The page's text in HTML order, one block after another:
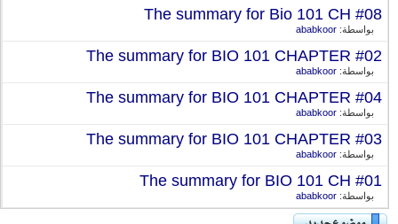
The summary for Bio 101 CH #08
بواسطة:ababkoor
The summary for BIO 101 CHAPTER #02
بواسطة:ababkoor
The summary for BIO 101 CHAPTER #04
بواسطة:ababkoor
The summary for BIO 101 CHAPTER #03
بواسطة:ababkoor
The summary for BIO 101 CH #01
بواسطة:ababkoor